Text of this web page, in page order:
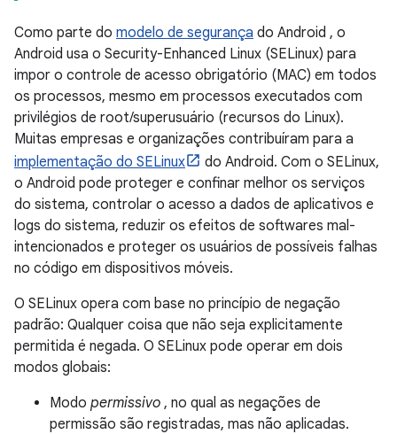
Como parte do modelo de segurança do Android , o
Android usa o Security-Enhanced Linux (SELinux) para
impor o controle de acesso obrigatório (MAC) em todos
os processos, mesmo em processos executados com
privilégios de root/superusuário (recursos do Linux).
Muitas empresas e organizações contribuíram para a
implementação do SELinux
do Android. Com o SELinux,
o Android pode proteger e confinar melhor os serviços
do sistema, controlar o acesso a dados de aplicativos e
logs do sistema, reduzir os efeitos de softwares mal-
intencionados e proteger os usuários de possíveis falhas
no código em dispositivos móveis.
O SELinux opera com base no princípio de negação
padrão: Qualquer coisa que não seja explicitamente
permitida é negada. O SELinux pode operar em dois
modos globais:
Modo permissivo , no qual as negações de
permissão são registradas, mas não aplicadas.